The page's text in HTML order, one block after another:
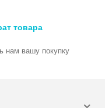
товара
нам вашу покупку